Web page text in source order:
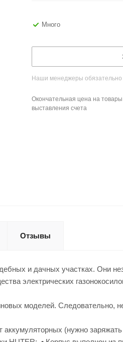
Много
Наши менеджеры обязательно
Окончательная цена на
выставления счета
Отзывы
и дачных участках. Они
электрических
моделей. Следовательно,
аккумуляторных (нужно